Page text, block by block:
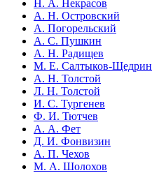
Н. А. Некрасов
А. Н. Островский
А. Погорельский
А. С. Пушкин
А. Н. Радищев
М. Е. Салтыков-Щедрин
А. Н. Толстой
Л. Н. Толстой
И. С. Тургенев
Ф. И. Тютчев
А. А. Фет
Д. И. Фонвизин
А. П. Чехов
М. А. Шолохов